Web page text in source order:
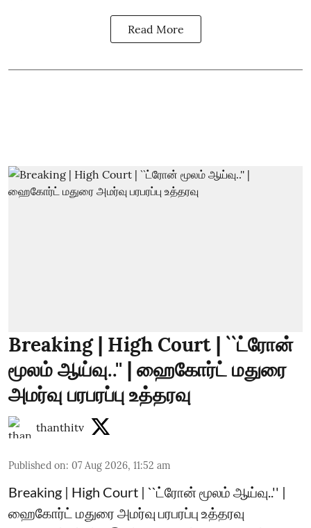
Read More
Breaking | High Court | ``ட்ரோன்
மூலம் ஆய்வு..'' | ஹைகோர்ட் மதுரை
அமர்வு பரபரப்பு உத்தரவு
thanthitv
Published on: 07 Aug 2026, 11:52 am
Breaking | High Court | ``ட்ரோன் மூலம் ஆய்வு..'' |
ஹைகோர்ட் மதுரை அமர்வு பரபரப்பு உத்தரவு